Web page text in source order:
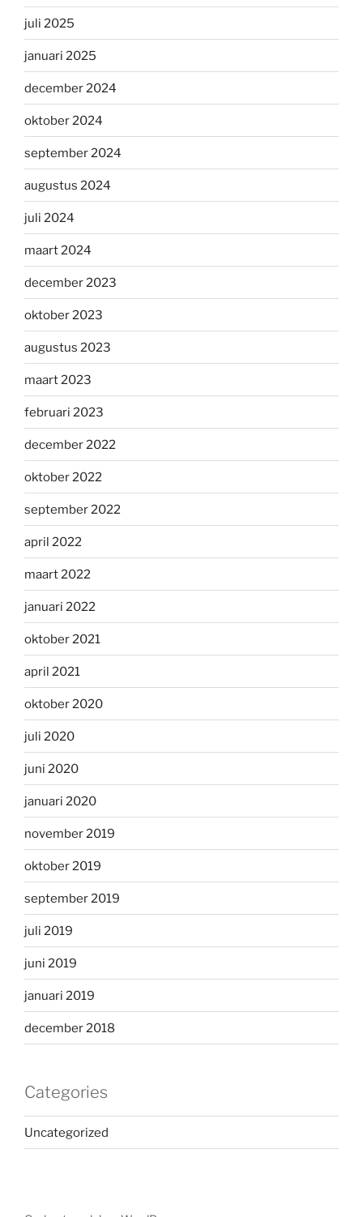
juli 2025
januari 2025
december 2024
oktober 2024
september 2024
augustus 2024
juli 2024
maart 2024
december 2023
oktober 2023
augustus 2023
maart 2023
februari 2023
december 2022
oktober 2022
september 2022
april 2022
maart 2022
januari 2022
oktober 2021
april 2021
oktober 2020
juli 2020
juni 2020
januari 2020
november 2019
oktober 2019
september 2019
juli 2019
juni 2019
januari 2019
december 2018
Categories
Uncategorized